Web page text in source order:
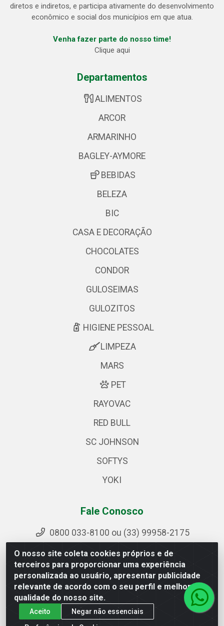
O nosso site coleta cookies próprios e de
terceiros para proporcionar uma experiência
personalizada ao usuário, apresentar publicidade
relevante de acordo com o seu perfil e melhorar a
qualidade do nosso site.
Aceito
Negar não essenciais
diretos e indiretos, e participa ativamente do desenvolvimento
econômico e social dos municípios em que atua.
Venha fazer parte do nosso time!
Clique aqui
Departamentos
ALIMENTOS
ARCOR
ARMARINHO
BAGLEY-AYMORE
BEBIDAS
BELEZA
BIC
CASA E DECORAÇÃO
CHOCOLATES
CONDOR
GULOSEIMAS
GULOZITOS
HIGIENE PESSOAL
LIMPEZA
MARS
PET
RAYOVAC
RED BULL
SC JOHNSON
SOFTYS
YOKI
Fale Conosco
0800 033-8100 ou (33) 99958-2175
sac@ipirangamg.com.br
Acompanhe nossas publicações
Ipiranga Distribuição LTDA - Avenida Doutor Jorge Hannas,
101 - Ponte da Aldeia - Manhuaçu / MG - CEP 36906-440 -